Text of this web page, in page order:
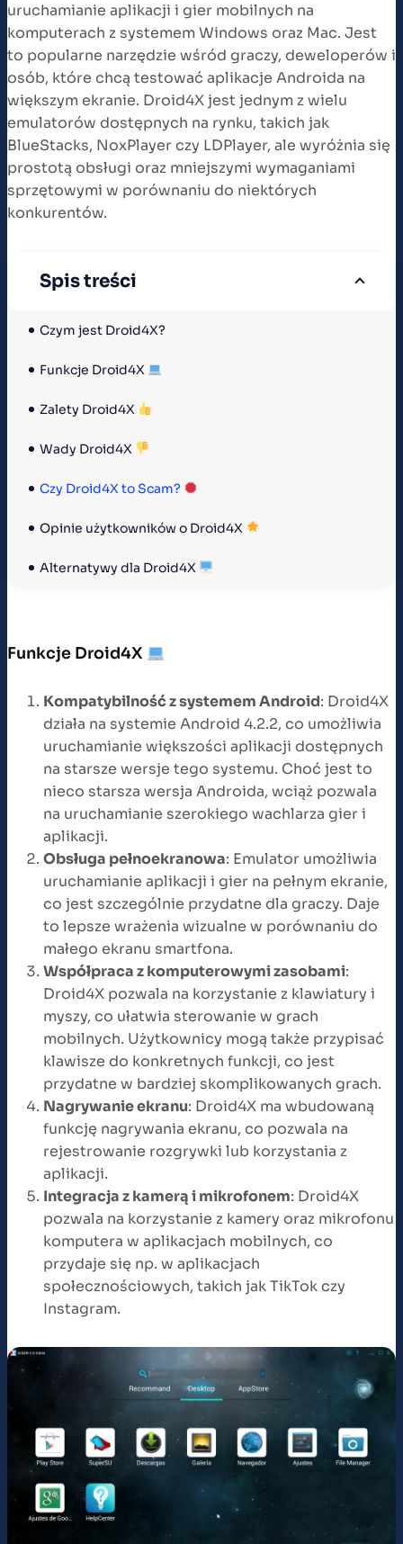
uruchamianie aplikacji i gier mobilnych na
komputerach z systemem Windows oraz Mac. Jest
to popularne narzędzie wśród graczy, deweloperów i
osób, które chcą testować aplikacje Androida na
większym ekranie. Droid4X jest jednym z wielu
emulatorów dostępnych na rynku, takich jak
BlueStacks, NoxPlayer czy LDPlayer, ale wyróżnia się
prostotą obsługi oraz mniejszymi wymaganiami
sprzętowymi w porównaniu do niektórych
konkurentów.
Spis treści
Czym jest Droid4X?
Funkcje Droid4X
Zalety Droid4X
Wady Droid4X
Czy Droid4X to Scam?
Opinie użytkowników o Droid4X
Alternatywy dla Droid4X
Funkcje Droid4X
Kompatybilność z systemem Android: Droid4X
działa na systemie Android 4.2.2, co umożliwia
uruchamianie większości aplikacji dostępnych
na starsze wersje tego systemu. Choć jest to
nieco starsza wersja Androida, wciąż pozwala
na uruchamianie szerokiego wachlarza gier i
aplikacji.
Obsługa pełnoekranowa: Emulator umożliwia
uruchamianie aplikacji i gier na pełnym ekranie,
co jest szczególnie przydatne dla graczy. Daje
to lepsze wrażenia wizualne w porównaniu do
małego ekranu smartfona.
Współpraca z komputerowymi zasobami:
Droid4X pozwala na korzystanie z klawiatury i
myszy, co ułatwia sterowanie w grach
mobilnych. Użytkownicy mogą także przypisać
klawisze do konkretnych funkcji, co jest
przydatne w bardziej skomplikowanych grach.
Nagrywanie ekranu: Droid4X ma wbudowaną
funkcję nagrywania ekranu, co pozwala na
rejestrowanie rozgrywki lub korzystania z
aplikacji.
Integracja z kamerą i mikrofonem: Droid4X
pozwala na korzystanie z kamery oraz mikrofonu
komputera w aplikacjach mobilnych, co
przydaje się np. w aplikacjach
społecznościowych, takich jak TikTok czy
Instagram.